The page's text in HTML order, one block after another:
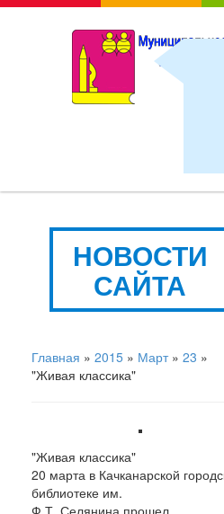
НОВОСТИ
САЙТА
Главная » 2015 » Март » 23 »
"Живая классика"
"Живая классика"
20 марта в Качканарской
библиотеке им.
Ф.Т. Селянина прошел